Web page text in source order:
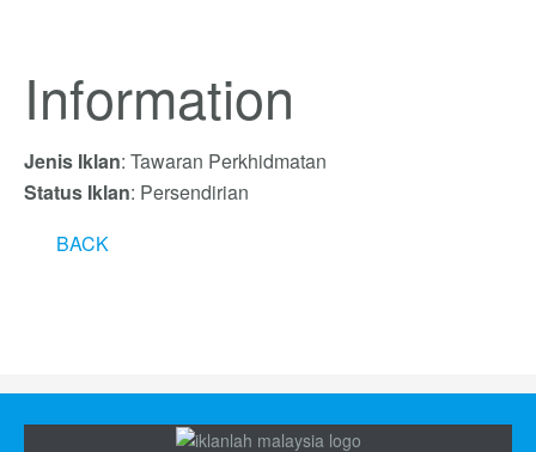
Information
Jenis Iklan: Tawaran Perkhidmatan
Status Iklan: Persendirian
BACK